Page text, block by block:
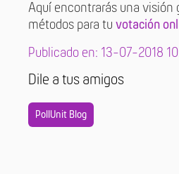
Aquí encontrarás una visión
métodos para tu votación
Publicado en: 13-07-2018
Dile a tus amigos
PollUnit Blog